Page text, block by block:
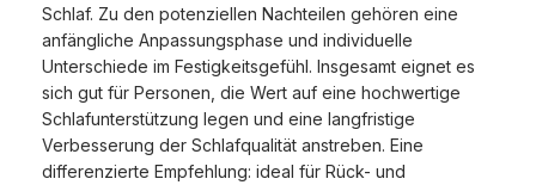
Schlaf. Zu den potenziellen Nachteilen gehören eine
anfängliche Anpassungsphase und individuelle
Unterschiede im Festigkeitsgefühl. Insgesamt eignet es
sich gut für Personen, die Wert auf eine hochwertige
Schlafunterstützung legen und eine langfristige
Verbesserung der Schlafqualität anstreben. Eine
differenzierte Empfehlung: ideal für Rück- und